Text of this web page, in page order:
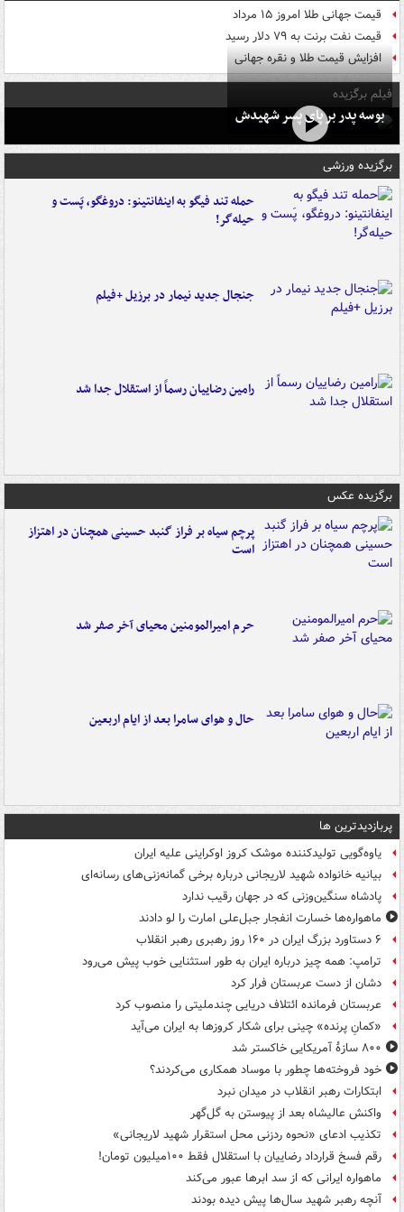
قیمت جهانی طلا امروز ۱۵ مرداد
قیمت نفت برنت به ۷۹ دلار رسید
افزایش قیمت طلا و نقره جهانی
فیلم برگزیده
بوسه‌ پدر بر پای پسر شهیدش
برگزیده ورزشی
حمله تند فیگو به اینفانتینو: دروغگو، پَست‌ و
حیله‌گر!
جنجال جدید نیمار در برزیل +فیلم
رامین رضاییان رسماً از استقلال جدا شد
برگزیده عکس
پرچم سیاه بر فراز گنبد حسینی همچنان در اهتزاز
است
حرم امیرالمومنین محیای آخر صفر شد
حال و هوای سامرا بعد از ایام اربعین
پربازدیدترین ها
یاوه‌گویی تولیدکننده موشک کروز اوکراینی علیه ایران
بیانیه خانواده شهید لاریجانی درباره برخی گمانه‌زنی‌های رسانه‌ای
پادشاه سنگین‌وزنی که در جهان رقیب ندارد
ماهواره‌ها خسارت انفجار جبل‌علی امارت را لو دادند
۶ دستاورد بزرگ ایران در ۱۶۰ روز رهبری رهبر انقلاب
ترامپ: همه چیز درباره ایران به طور استثنایی خوب پیش می‌رود
دشان از دست عربستان فرار کرد
عربستان فرمانده ائتلاف دریایی چندملیتی را منصوب کرد
«کمانِ پرنده» چینی برای شکار کروزها به ایران می‌آید
۸۰۰ سازۀ آمریکایی خاکستر شد
خود فروخته‌ها چطور با موساد همکاری می‌کردند؟
ابتکارات رهبر انقلاب در میدان نبرد
واکنش عالیشاه بعد از پیوستن به گل‌گهر
تکذیب ادعای «نحوه ردزنی محل استقرار شهید لاریجانی»
رقم فسخ قرارداد رضاییان با استقلال فقط ۱۰۰میلیون تومان!
ماهواره ایرانی که از سد ابرها عبور می‌کند
آنچه رهبر شهید سال‌ها پیش دیده بودند